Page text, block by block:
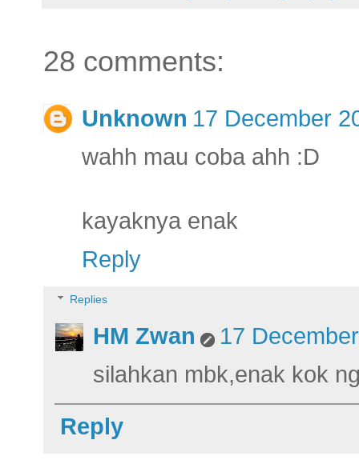
28 comments:
Unknown 17 December
wahh mau coba ahh :D
kayaknya enak
Reply
Replies
HM Zwan
17
silahkan mbk,enak kok
Reply